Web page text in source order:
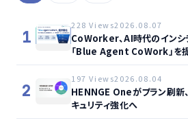
1
228 Views2026.08.07
CoWorker、AI時代のインシ
「Blue Agent CoWork」を
2
197 Views2026.08.04
HENNGE Oneがプラン刷新
キュリティ強化へ